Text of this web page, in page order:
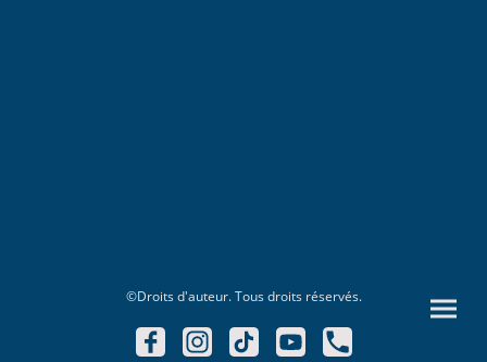
©Droits d'auteur. Tous droits réservés.